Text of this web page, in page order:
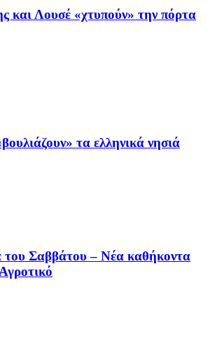
και Λουσέ «χτυπούν» την πόρτα
τα ελληνικά νησιά
Σαββάτου – Νέα καθήκοντα